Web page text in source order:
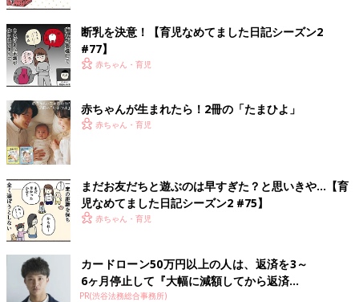
iStock.com/Szepy
育児日記の内容は、ママの数だけたくさんあって、見せてもらう
と発見の連続。ここでは、たくさんのママの取材経験から｢これ
はおすすめ!｣と思う育児日記の具体的な内容を紹介します。育児
日記は、頑張りすぎないことがポイント。これから始めるときの
参考にしてね。
断乳を決意！【育児なめてました日記シーズン2
#77】
赤ちゃん・育児
赤ちゃんが生まれたら！2冊の「たまひよ」
赤ちゃん・育児
まだお友だちと遊ぶのは早すぎた？と思いきや…【育
児なめてました日記シーズン2 #75】
赤ちゃん・育児
カードローン50万円以上の人は、返済を3～
6ヶ月停止して『大幅に減額してから返済...
PR(渋谷法務総合事務所)